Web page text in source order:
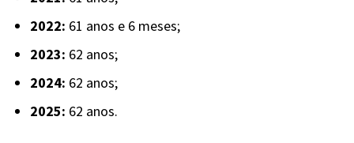
2022: 61 anos e 6 meses;
2023: 62 anos;
2024: 62 anos;
2025: 62 anos.